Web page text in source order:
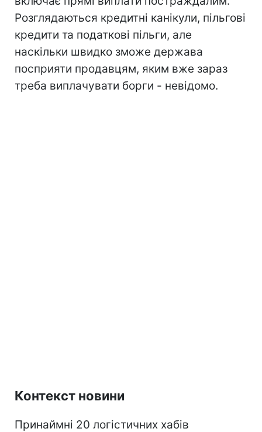
Розглядаються кредитні канікули, пільгові
кредити та податкові пільги, але
наскільки швидко зможе держава
посприяти продавцям, яким вже зараз
треба виплачувати борги - невідомо.
Контекст новини
Принаймні 20 логістичних хабів